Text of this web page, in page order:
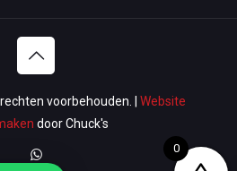
Lawn & Garden
Handbags / Wallet
voorbehouden. | Website
door Chuck's
0